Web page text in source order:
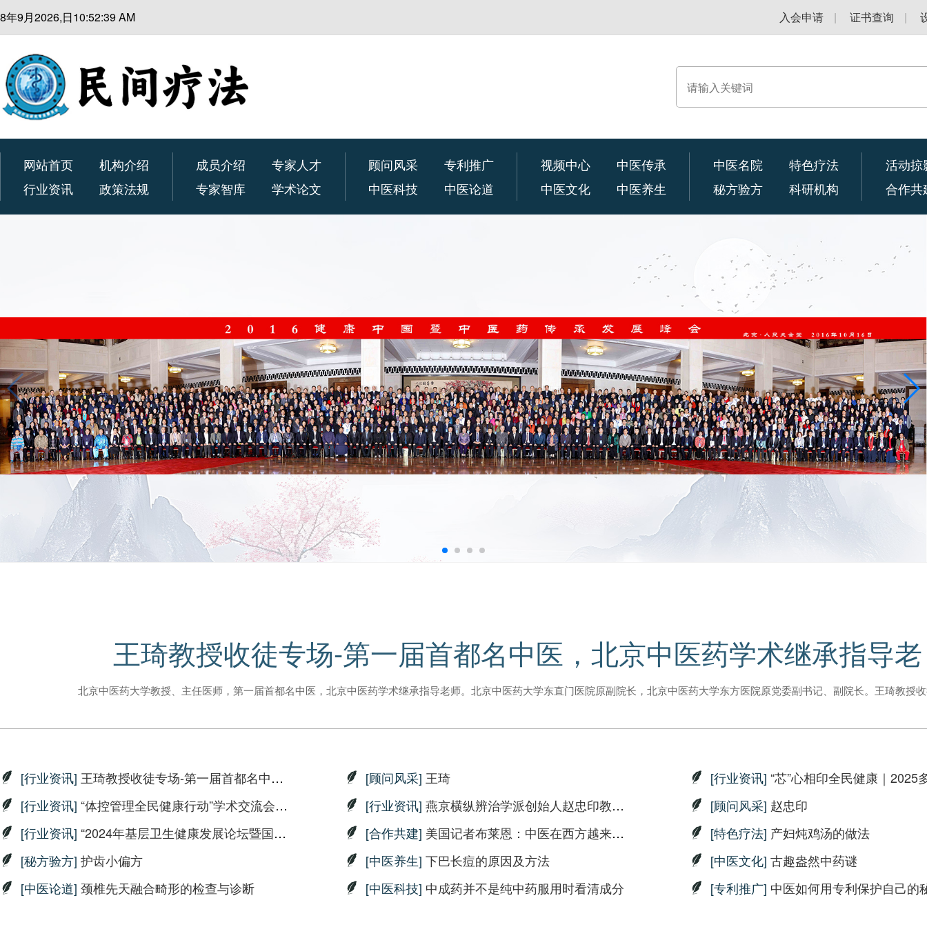
8年9月2026,日10:52:41 AM 入会申请 | 证书查询 |
网站首页
机构介绍
行业资讯
政策法规
成员介绍
专家人才
专家智库
学术论文
顾问风采
专利推广
中医科技
中医论道
视频中心
中医传承
中医文化
中医养生
中医名院
特色疗法
秘方验方
科研机构
活动掠
合作共
王琦教授收徒专场-第一届首都名中医，北京中医药学术继承指导老
北京中医药大学教授、主任医师，第一届首都名中医，北京中医药学术继承指导老师。北京中医药大学东直门医院原副院长，北京中医药大学东方医院原党委副书记、副院长。王琦教授
[行业资讯] 王琦教授收徒专场-第一届首都名中医，北京中医药学术继承指导老 [顾问风采] 王琦 [行业资讯] “芯”心相印全民健康｜2025多方协同构建心血管健康
[行业资讯] “体控管理全民健康行动”学术交流会在全国人大会议中心成功举办 [行业资讯] 燕京横纵辨治学派创始人赵忠印教授收徒专场 [顾问风采] 赵忠印
[行业资讯] “2024年基层卫生健康发展论坛暨国医名师走基层关爱健康公益惠民 [合作共建] 美国记者布莱恩：中医在西方越来越受欢迎 [特色疗法] 产妇炖鸡汤的做法
[秘方验方] 护齿小偏方 [中医养生] 下巴长痘的原因及方法 [中医文化] 古趣盎然中药谜
[中医论道] 颈椎先天融合畸形的检查与诊断 [中医科技] 中成药并不是纯中药服用时看清成分 [专利推广] 中医如何用专利保护自己的